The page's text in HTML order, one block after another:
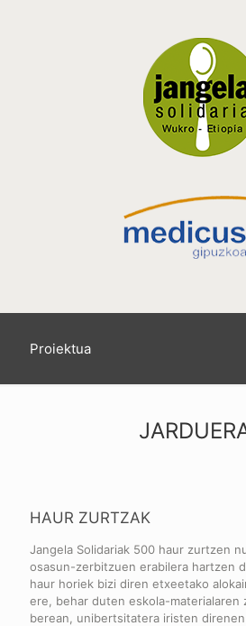
Proiektua
HAUR ZURTZAK
Jangela Solidariak 500 haur zurtzen
osasun-zerbitzuen erabilera hartzen
haur horiek bizi diren etxeetako
ere, behar duten eskola-materialaren
berean, unibertsitatera iristen